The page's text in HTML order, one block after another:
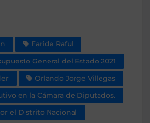
Faride Raful
General del Estado 2021
Orlando Jorge Villegas
en la Cámara de Diputados.
el Distrito Nacional